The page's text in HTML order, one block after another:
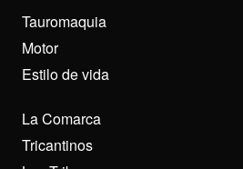
Tauromaquia
Motor
Estilo de vida
La Comarca
Tricantinos